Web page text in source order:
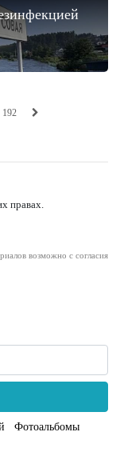
192
правах.
возможно с согласия
Фотоальбомы